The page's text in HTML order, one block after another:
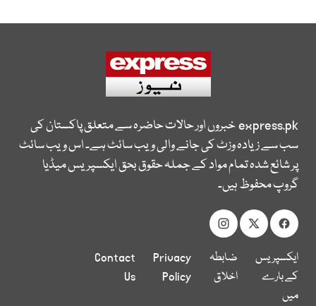
express.pkخبروں اور حالات حاضرہ سے متعلق پاکستان کی
سب سے زیادہ وزٹ کی جانے والی ویب سائٹ ہے۔ اس ویب سائٹ
پر شائع شدہ تمام مواد کے جملہ حقوق بحق ایکسپریس میڈیا
گروپ محفوظ ہیں۔
ایکسپریس
کے بارے
میں
ضابطہ
اخلاق
Privacy
Policy
Contact
Us